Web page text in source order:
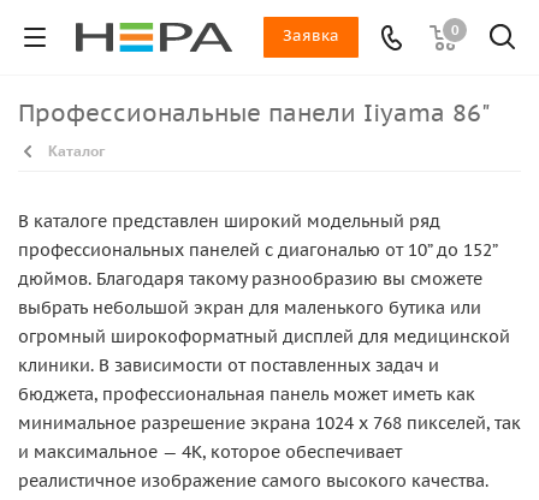
0
Заявка
Профессиональные панели Iiyama 86"
Каталог
В каталоге представлен широкий модельный ряд
профессиональных панелей с диагональю от 10” до 152”
дюймов. Благодаря такому разнообразию вы сможете
выбрать небольшой экран для маленького бутика или
огромный широкоформатный дисплей для медицинской
клиники. В зависимости от поставленных задач и
бюджета, профессиональная панель может иметь как
минимальное разрешение экрана 1024 x 768 пикселей, так
и максимальное — 4K, которое обеспечивает
реалистичное изображение самого высокого качества.